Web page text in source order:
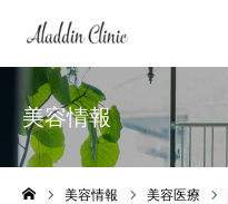
美容情報
美容情報 美容医療